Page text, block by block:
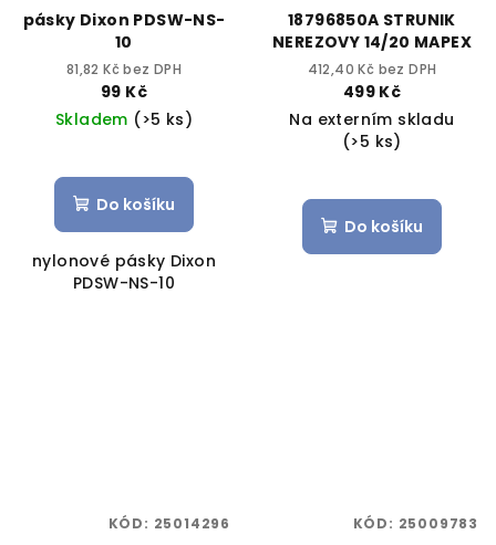
pásky Dixon PDSW-NS-
10
81,82 Kč bez DPH
99 Kč
Skladem (>5 ks)
Do košíku
nylonové pásky Dixon
PDSW-NS-10
18796850A STRUNIK
NEREZOVY 14/20 MAPEX
412,40 Kč bez DPH
499 Kč
Na externím skladu
(>5 ks)
Do košíku
KÓD: 25014296 KÓD: 25009783